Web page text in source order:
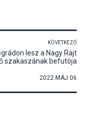
KÖVETKEZŐ
lesz a Nagy Rajt
szakaszának befutója
2022 MÁJ 06